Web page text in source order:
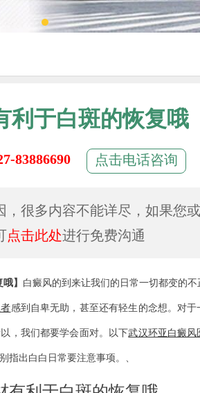
利于白斑的恢复哦
83886690 点击电话咨询
，很多内容不能详尽，如果您
点击此处进行免费沟通
】 白癜风的到来让我们的日常一切都变的不
感到自卑无助，甚至还有轻生的念想。对于
，我们都要学会面对。以下武汉环亚白癜风
指出白白日常要注意事项。、